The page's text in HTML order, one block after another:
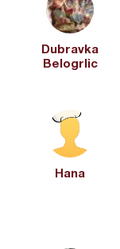
Dubravka
Belogrlic
Hana